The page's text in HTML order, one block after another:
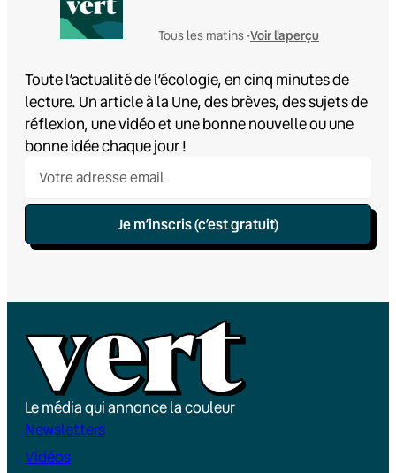
Tous les matins •Voir l'aperçu
Toute l’actualité de l’écologie, en cinq minutes de
lecture. Un article à la Une, des brèves, des sujets de
réflexion, une vidéo et une bonne nouvelle ou une
bonne idée chaque jour !
Je m’inscris (c’est gratuit)
Le média qui annonce la couleur
Newsletters
Vidéos